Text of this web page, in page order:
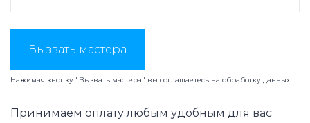
Вызвать мастера
Нажимая кнопку "Вызвать мастера" вы соглашаетесь на обработку данных
Принимаем оплату любым удобным для вас